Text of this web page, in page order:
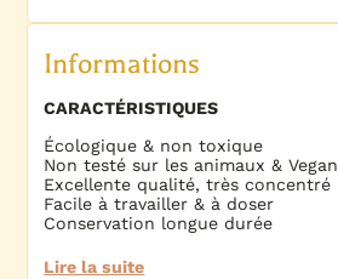
Informations
CARACTÉRISTIQUES
Écologique & non toxique
Non testé sur les animaux & Vegan
Excellente qualité, très concentré
Facile à travailler & à doser
Conservation longue durée
Lire la suite